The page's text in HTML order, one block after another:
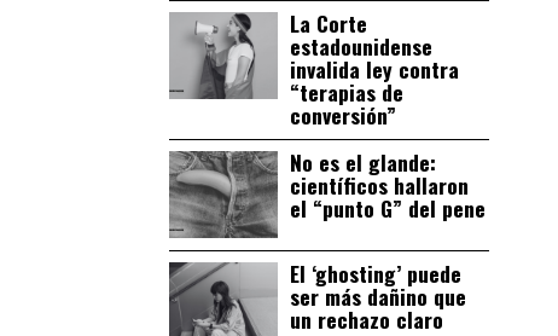
La Corte
estadounidense
invalida ley contra
“terapias de
conversión”
No es el glande:
científicos hallaron
el “punto G” del pene
El ‘ghosting’ puede
ser más dañino que
un rechazo claro